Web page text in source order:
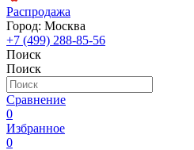
Распродажа
Город: Москва
+7 (499) 288-85-56
Поиск
Поиск
Сравнение
0
Избранное
0